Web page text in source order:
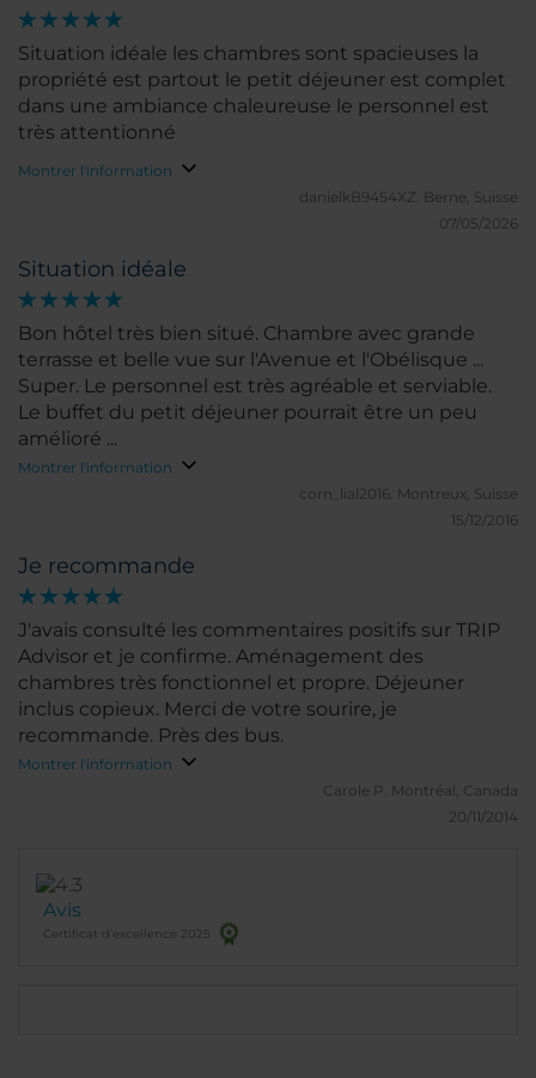
Situation idéale les chambres sont spacieuses la
propriété est partout le petit déjeuner est complet
dans une ambiance chaleureuse le personnel est
très attentionné
Montrer l'information
danielkB9454XZ. Berne, Suisse
07/05/2026
Situation idéale
Bon hôtel très bien situé. Chambre avec grande
terrasse et belle vue sur l'Avenue et l'Obélisque ...
Super. Le personnel est très agréable et serviable.
Le buffet du petit déjeuner pourrait être un peu
amélioré ...
Montrer l'information
corn_lial2016. Montreux, Suisse
15/12/2016
Je recommande
J'avais consulté les commentaires positifs sur TRIP
Advisor et je confirme. Aménagement des
chambres très fonctionnel et propre. Déjeuner
inclus copieux. Merci de votre sourire, je
recommande. Près des bus.
Montrer l'information
Carole P. Montréal, Canada
20/11/2014
Avis
Certificat d’excellence 2025